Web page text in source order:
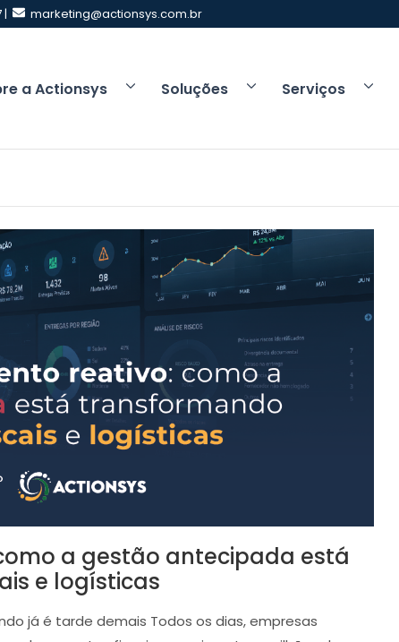
| marketing@actionsys.com.br
a Actionsys Soluções Serviços
a gestão antecipada está
e logísticas
já é tarde demais Todos os dias, empresas